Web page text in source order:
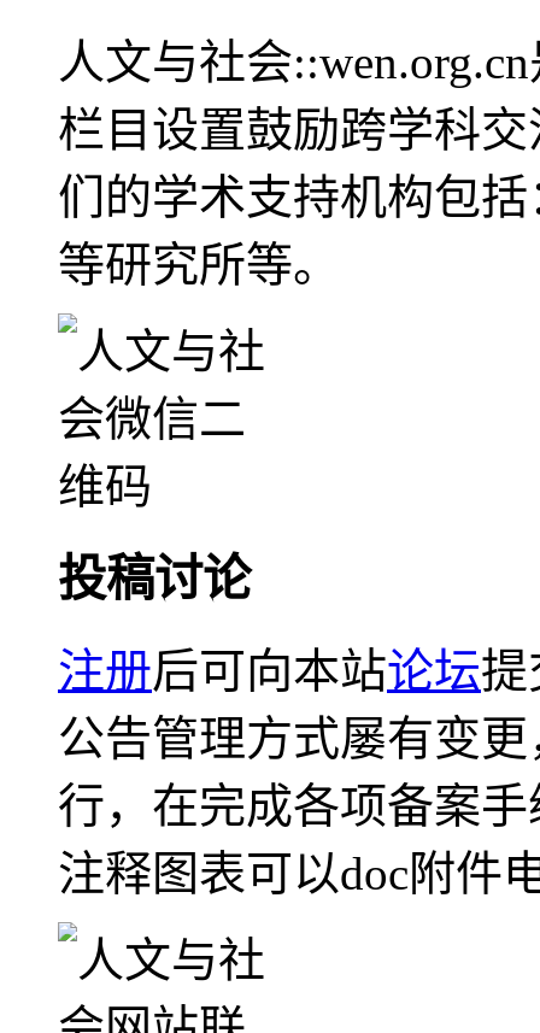
人文与社会
栏目设置鼓励跨学科
们的学术支持机构包
等研究所等。
投稿讨论
注册后可向本站论坛提
公告管理方式屡有变
行，在完成各项备案
注释图表可以doc附件